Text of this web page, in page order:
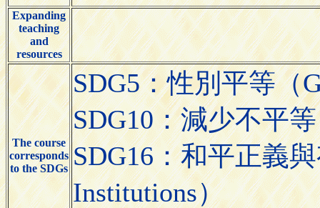
Expanding
teaching
and
resources
The course
corresponds
to the SDGs
SDG5：性別平等（
SDG10：減少不平
SDG16：和平正義
Institutions）